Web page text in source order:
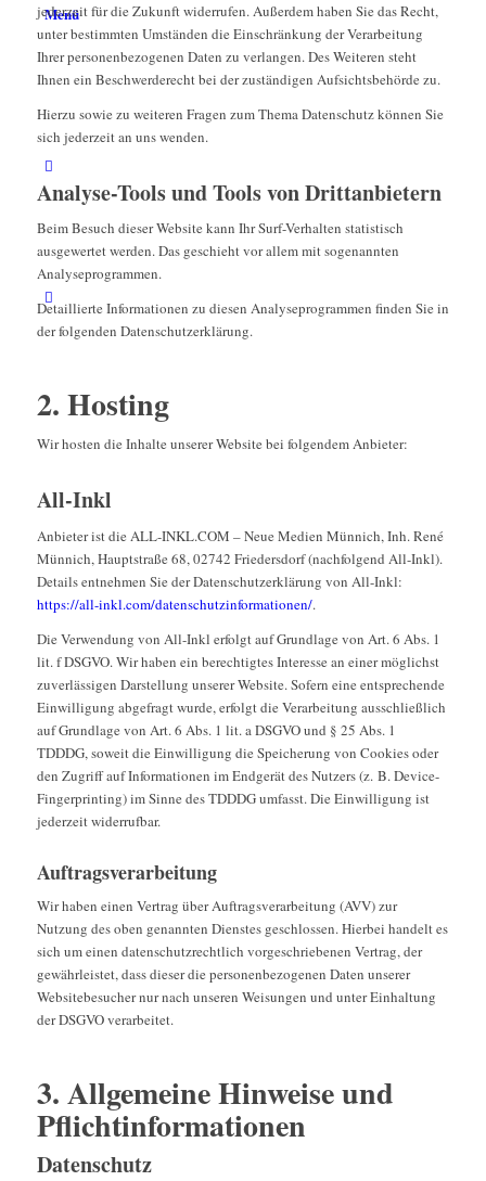
Menü
jederzeit für die Zukunft widerrufen. Außerdem haben Sie das Recht,
unter bestimmten Umständen die Einschränkung der Verarbeitung
Ihrer personenbezogenen Daten zu verlangen. Des Weiteren steht
Ihnen ein Beschwerderecht bei der zuständigen Aufsichtsbehörde zu.
Hierzu sowie zu weiteren Fragen zum Thema Datenschutz können Sie
sich jederzeit an uns wenden.
Analyse-Tools und Tools von Dritt­anbietern
Beim Besuch dieser Website kann Ihr Surf-Verhalten statistisch
ausgewertet werden. Das geschieht vor allem mit sogenannten
Analyseprogrammen.
Detaillierte Informationen zu diesen Analyseprogrammen finden Sie in
der folgenden Datenschutzerklärung.
2. Hosting
Wir hosten die Inhalte unserer Website bei folgendem Anbieter:
All-Inkl
Anbieter ist die ALL-INKL.COM – Neue Medien Münnich, Inh. René
Münnich, Hauptstraße 68, 02742 Friedersdorf (nachfolgend All-Inkl).
Details entnehmen Sie der Datenschutzerklärung von All-Inkl:
https://all-inkl.com/datenschutzinformationen/.
Die Verwendung von All-Inkl erfolgt auf Grundlage von Art. 6 Abs. 1
lit. f DSGVO. Wir haben ein berechtigtes Interesse an einer möglichst
zuverlässigen Darstellung unserer Website. Sofern eine entsprechende
Einwilligung abgefragt wurde, erfolgt die Verarbeitung ausschließlich
auf Grundlage von Art. 6 Abs. 1 lit. a DSGVO und § 25 Abs. 1
TDDDG, soweit die Einwilligung die Speicherung von Cookies oder
den Zugriff auf Informationen im Endgerät des Nutzers (z. B. Device-
Fingerprinting) im Sinne des TDDDG umfasst. Die Einwilligung ist
jederzeit widerrufbar.
Auftragsverarbeitung
Wir haben einen Vertrag über Auftragsverarbeitung (AVV) zur
Nutzung des oben genannten Dienstes geschlossen. Hierbei handelt es
sich um einen datenschutzrechtlich vorgeschriebenen Vertrag, der
gewährleistet, dass dieser die personenbezogenen Daten unserer
Websitebesucher nur nach unseren Weisungen und unter Einhaltung
der DSGVO verarbeitet.
3. Allgemeine Hinweise und
Pflicht­informationen
Datenschutz